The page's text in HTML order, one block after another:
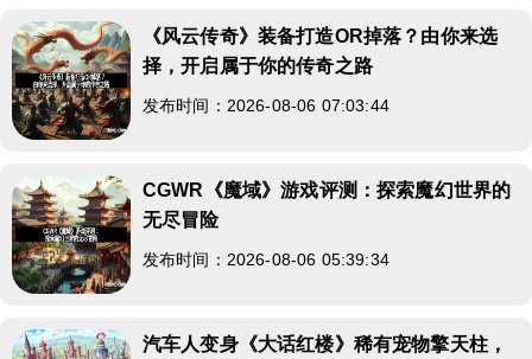
《风云传奇》装备打造OR掉落？由你来选
择，开启属于你的传奇之路
发布时间：2026-08-06 07:03:44
CGWR《魔域》游戏评测：探索魔幻世界的
无尽冒险
发布时间：2026-08-06 05:39:34
汽车人变身《大话红楼》稀有宠物擎天柱，